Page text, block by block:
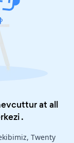
at all
.
Twenty